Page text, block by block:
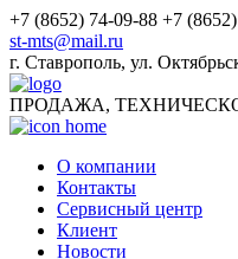
+7 (8652) 74-09-88 +7
st-mts@mail.ru
г. Ставрополь, ул.
ПРОДАЖА,
О компании
Контакты
Сервисный центр
Клиент
Новости